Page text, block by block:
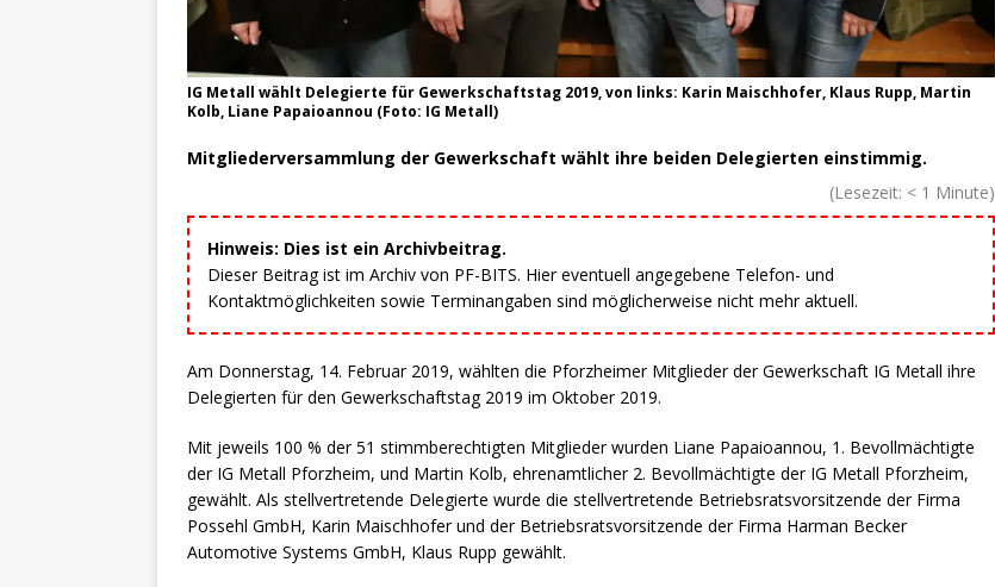
IG Metall wählt Delegierte für Gewerkschaftstag 2019, von links: Karin Maischhofer, Klaus Rupp, Martin
Kolb, Liane Papaioannou (Foto: IG Metall)
Mitgliederversammlung der Gewerkschaft wählt ihre beiden Delegierten einstimmig.
(Lesezeit: < 1 Minute)
Hinweis: Dies ist ein Archivbeitrag.
Dieser Beitrag ist im Archiv von PF-BITS. Hier eventuell angegebene Telefon- und
Kontaktmöglichkeiten sowie Terminangaben sind möglicherweise nicht mehr aktuell.
Am Donnerstag, 14. Februar 2019, wählten die Pforzheimer Mitglieder der Gewerkschaft IG Metall ihre
Delegierten für den Gewerkschaftstag 2019 im Oktober 2019.
Mit jeweils 100 % der 51 stimmberechtigten Mitglieder wurden Liane Papaioannou, 1. Bevollmächtigte
der IG Metall Pforzheim, und Martin Kolb, ehrenamtlicher 2. Bevollmächtigte der IG Metall Pforzheim,
gewählt. Als stellvertretende Delegierte wurde die stellvertretende Betriebsratsvorsitzende der Firma
Possehl GmbH, Karin Maischhofer und der Betriebsratsvorsitzende der Firma Harman Becker
Automotive Systems GmbH, Klaus Rupp gewählt.